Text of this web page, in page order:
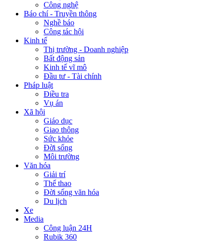
Công nghệ
Báo chí - Truyền thông
Nghề báo
Công tác hội
Kinh tế
Thị trường - Doanh nghiệp
Bất động sản
Kinh tế vĩ mô
Đầu tư - Tài chính
Pháp luật
Điều tra
Vụ án
Xã hội
Giáo dục
Giao thông
Sức khỏe
Đời sống
Môi trường
Văn hóa
Giải trí
Thể thao
Đời sống văn hóa
Du lịch
Xe
Media
Công luận 24H
Rubik 360